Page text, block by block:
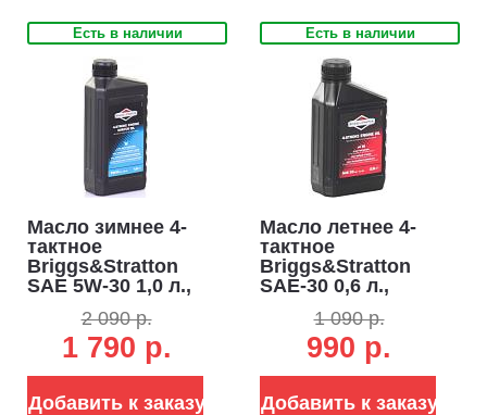
Есть в наличии
Масло зимнее 4-
тактное
Briggs&Stratton
SAE 5W-30 1,0 л.,
2 090 р.
1 790 р.
Добавить к заказу
Есть в наличии
Масло летнее 4-
тактное
Briggs&Stratton
SAE-30 0,6 л.,
1 090 р.
990 р.
Добавить к заказу